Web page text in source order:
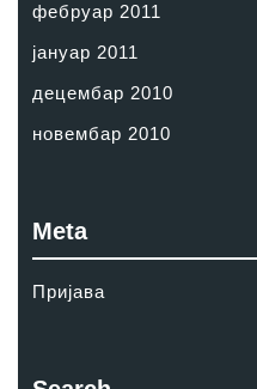
фебруар 2011
јануар 2011
децембар 2010
новембар 2010
Meta
Пријава